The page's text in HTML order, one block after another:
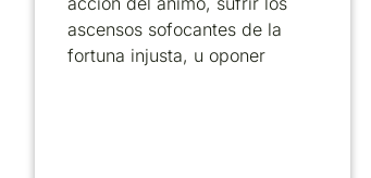
ascensos sofocantes de la
fortuna injusta, u oponer